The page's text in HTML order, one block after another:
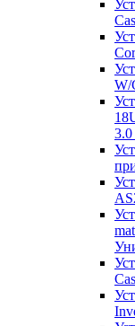
W/
3.0